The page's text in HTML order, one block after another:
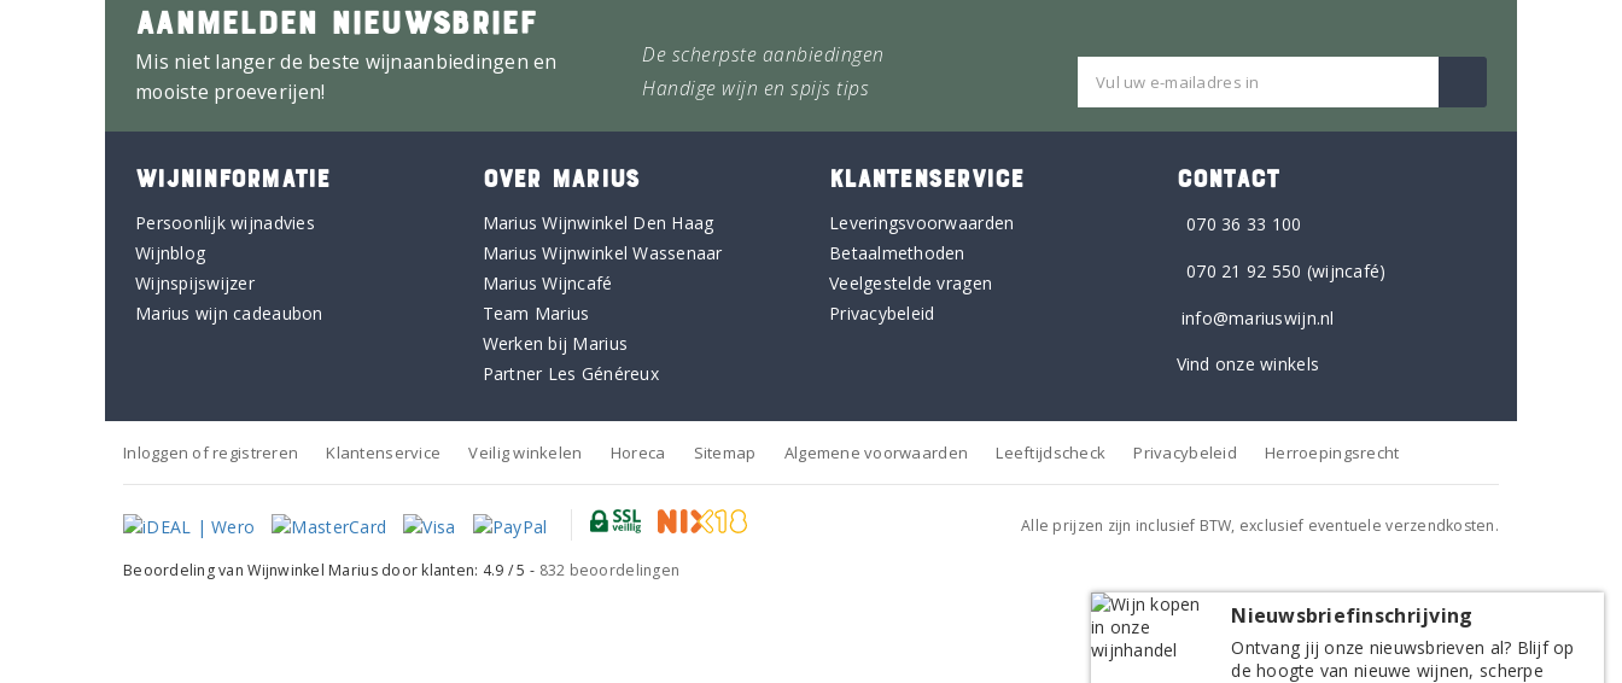
AANMELDEN NIEUWSBRIEF
Mis niet langer de beste wijnaanbiedingen en
mooiste proeverijen!
De scherpste aanbiedingen
Handige wijn en spijs tips
WIJNINFORMATIE
Persoonlijk wijnadvies
Wijnblog
Wijnspijswijzer
Marius wijn cadeaubon
OVER MARIUS
Marius Wijnwinkel Den Haag
Marius Wijnwinkel Wassenaar
Marius Wijncafé
Team Marius
Werken bij Marius
Partner Les Généreux
KLANTENSERVICE
Leveringsvoorwaarden
Betaalmethoden
Veelgestelde vragen
Privacybeleid
CONTACT
070 36 33 100
070 21 92 550 (wijncafé)
info@mariuswijn.nl
Vind onze winkels
Inloggen of registreren Klantenservice Veilig winkelen Horeca Sitemap Algemene voorwaarden Leeftijdscheck Privacybeleid Herroepingsrecht
Alle prijzen zijn inclusief BTW, exclusief eventuele verzendkosten.
Beoordeling vanWijnwinkel Mariusdoor klanten: 4.9 /5 - 832 beoordelingen
Nieuwsbriefinschrijving
Ontvang jij onze nieuwsbrieven al? Blijf op
de hoogte van nieuwe wijnen, scherpe